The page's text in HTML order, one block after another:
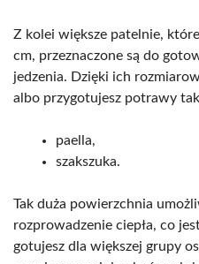
Z kolei większe patelnie,
cm, przeznaczone są do
jedzenia. Dzięki ich
albo przygotujesz potrawy
paella,
szakszuka.
Tak duża powierzchnia
rozprowadzenie ciepła, co
gotujesz dla większej grupy